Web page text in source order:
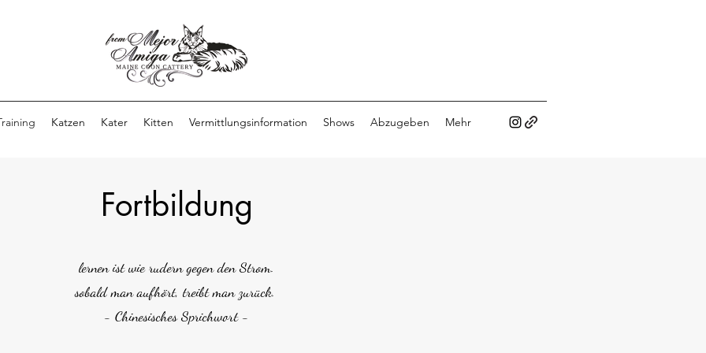
Katzen Kater Kitten Vermittlungsinformation Shows Abzugeben Mehr
Fortbildung
lernen ist wie rudern gegen den Strom.
sobald man aufhört, treibt man zurück.
- Chinesisches Sprichwort -